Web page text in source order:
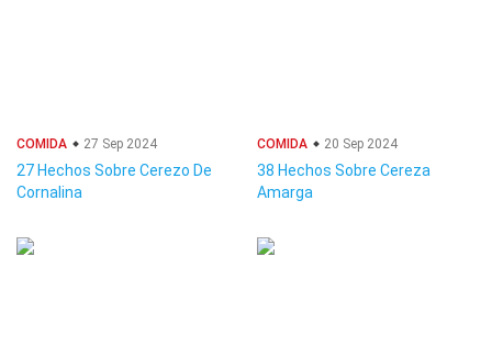
COMIDA 27 Sep 2024
27 Hechos Sobre Cerezo De
Cornalina
COMIDA 20 Sep 2024
38 Hechos Sobre Cereza
Amarga